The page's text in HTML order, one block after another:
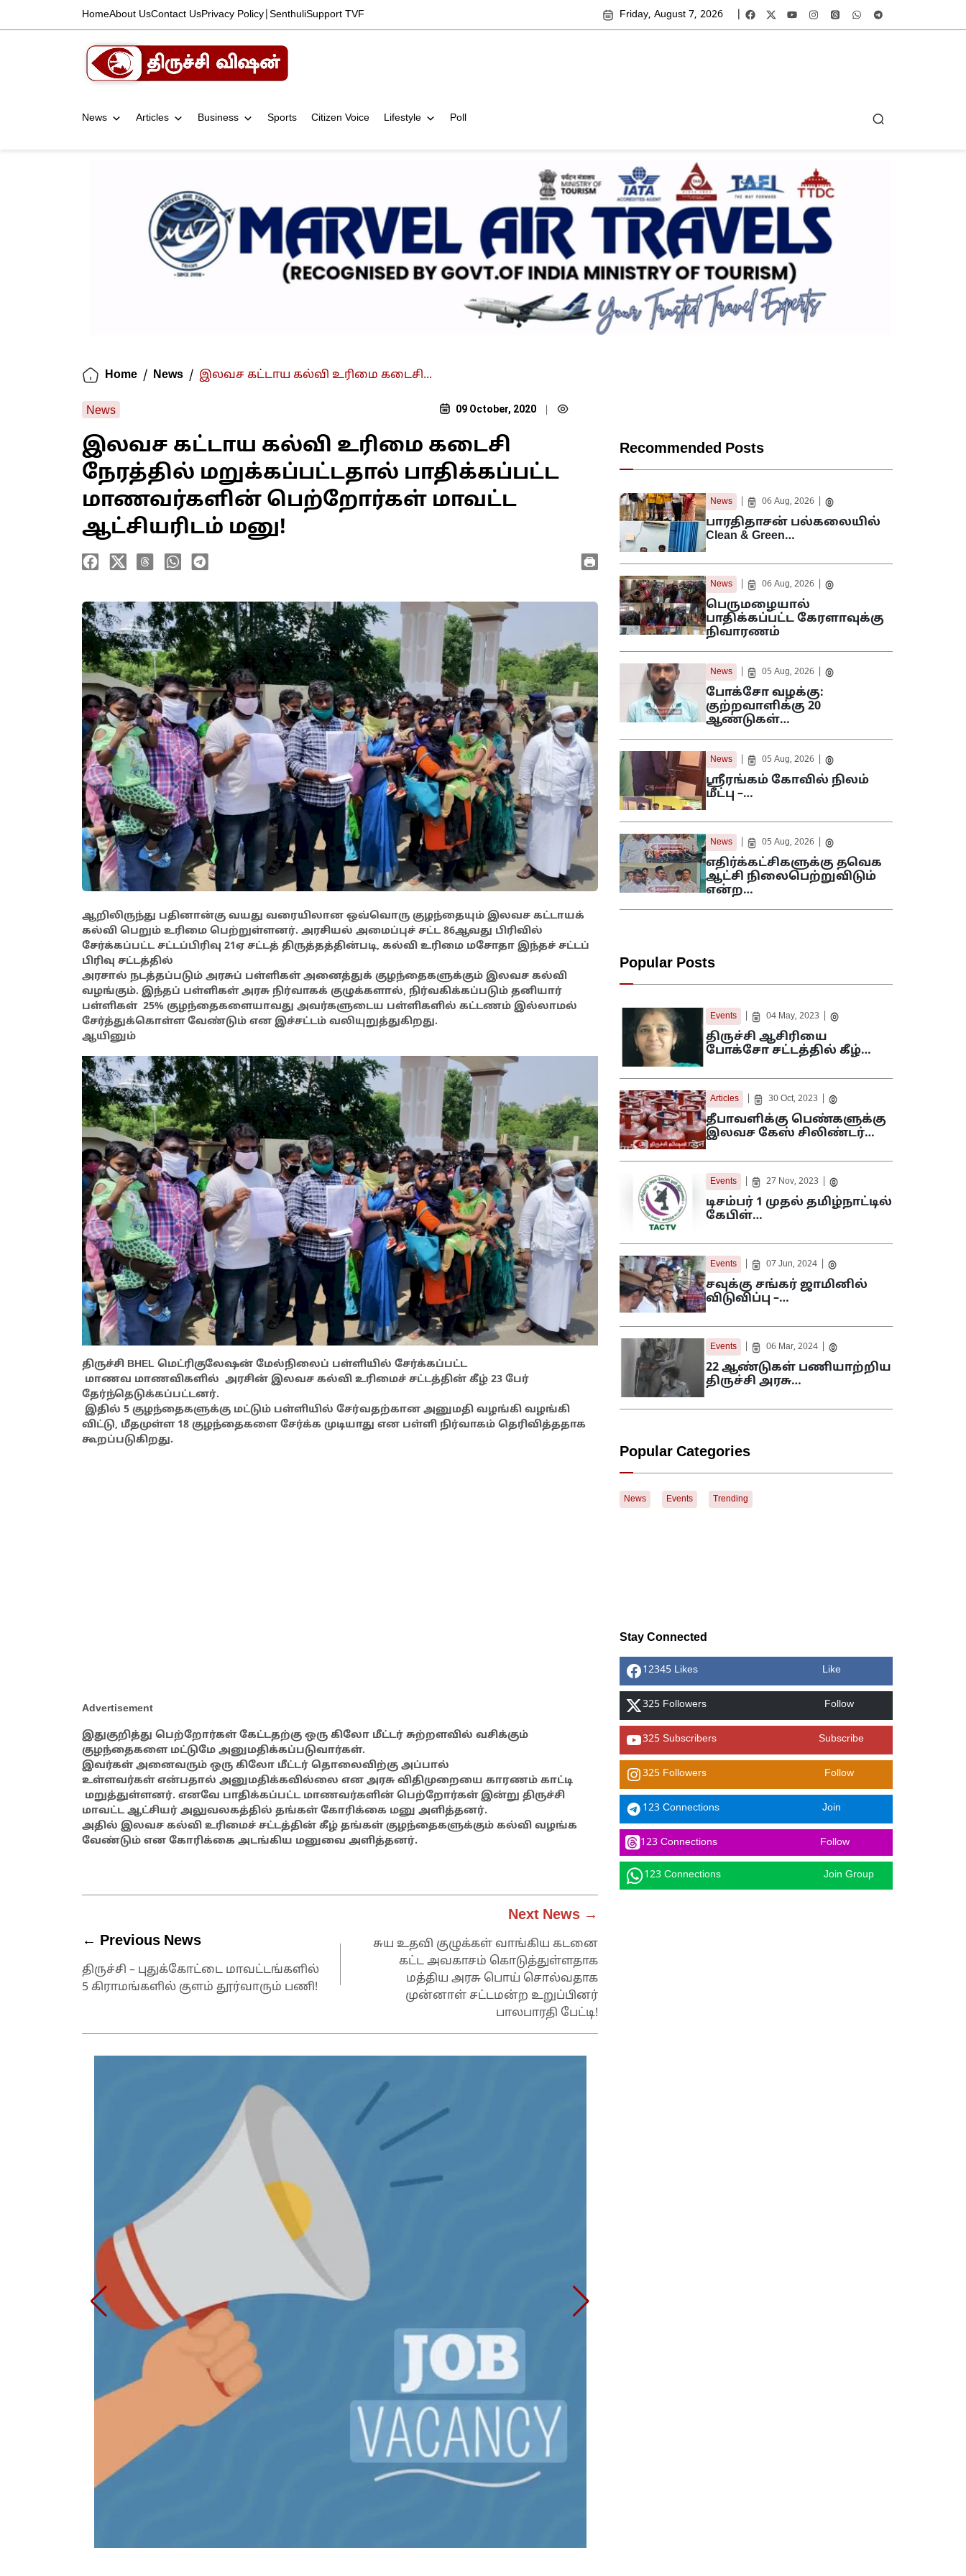
HomeAbout UsContact UsPrivacy Policy SenthuliSupport TVF Friday, August 7, 2026
News Articles Business Sports Citizen Voice Lifestyle Poll
Home / News / இலவச கட்டாய கல்வி உரிமை கடைசி...
News 09 October, 2020
இலவச கட்டாய கல்வி உரிமை கடைசி
நேரத்தில் மறுக்கப்பட்டதால் பாதிக்கப்பட்ட
மாணவர்களின் பெற்றோர்கள் மாவட்ட
ஆட்சியரிடம் மனு!
ஆறிலிருந்து பதினான்கு வயது வரையிலான ஒவ்வொரு குழந்தையும் இலவச கட்டாயக்
கல்வி பெறும் உரிமை பெற்றுள்ளனர். அரசியல் அமைப்புச் சட்ட 86ஆவது பிரிவில்
சேர்க்கப்பட்ட சட்டப்பிரிவு 21ஏ சட்டத் திருத்தத்தின்படி, கல்வி உரிமை மசோதா இந்தச் சட்டப்
பிரிவு சட்டத்தில்
அரசால் நடத்தப்படும் அரசுப் பள்ளிகள் அனைத்துக் குழந்தைகளுக்கும் இலவச கல்வி
வழங்கும். இந்தப் பள்ளிகள் அரசு நிர்வாகக் குழுக்களால், நிர்வகிக்கப்படும் தனியார்
பள்ளிகள் 25% குழந்தைகளையாவது அவர்களுடைய பள்ளிகளில் கட்டணம் இல்லாமல்
சேர்த்துக்கொள்ள வேண்டும் என இச்சட்டம் வலியுறுத்துகிறது.
ஆயினும்
திருச்சி BHEL மெட்ரிகுலேஷன் மேல்நிலைப் பள்ளியில் சேர்க்கப்பட்ட
மாணவ மாணவிகளில் அரசின் இலவச கல்வி உரிமைச் சட்டத்தின் கீழ் 23 பேர்
தேர்ந்தெடுக்கப்பட்டனர்.
இதில் 5 குழந்தைகளுக்கு மட்டும் பள்ளியில் சேர்வதற்கான அனுமதி வழங்கி வழங்கி
விட்டு, மீதமுள்ள 18 குழந்தைகளை சேர்க்க முடியாது என பள்ளி நிர்வாகம் தெரிவித்ததாக
கூறப்படுகிறது.
Advertisement
இதுகுறித்து பெற்றோர்கள் கேட்டதற்கு ஒரு கிலோ மீட்டர் சுற்றளவில் வசிக்கும்
குழந்தைகளை மட்டுமே அனுமதிக்கப்படுவார்கள்.
இவர்கள் அனைவரும் ஒரு கிலோ மீட்டர் தொலைவிற்கு அப்பால்
உள்ளவர்கள் என்பதால் அனுமதிக்கவில்லை என அரசு விதிமுறையை காரணம் காட்டி
மறுத்துள்ளனர். எனவே பாதிக்கப்பட்ட மாணவர்களின் பெற்றோர்கள் இன்று திருச்சி
மாவட்ட ஆட்சியர் அலுவலகத்தில் தங்கள் கோரிக்கை மனு அளித்தனர்.
அதில் இலவச கல்வி உரிமைச் சட்டத்தின் கீழ் தங்கள் குழந்தைகளுக்கும் கல்வி வழங்க
வேண்டும் என கோரிக்கை அடங்கிய மனுவை அளித்தனர்.
← Previous News
திருச்சி – புதுக்கோட்டை மாவட்டங்களில்
5 கிராமங்களில் குளம் தூர்வாரும் பணி!
Next News →
சுய உதவி குழுக்கள் வாங்கிய கடனை
கட்ட அவகாசம் கொடுத்துள்ளதாக
மத்திய அரசு பொய் சொல்வதாக
முன்னாள் சட்டமன்ற உறுப்பினர்
பாலபாரதி பேட்டி!
Recommended Posts
News 06 Aug, 2026
பாரதிதாசன் பல்கலையில்
Clean & Green…
News 06 Aug, 2026
பெருமழையால்
பாதிக்கப்பட்ட கேரளாவுக்கு
நிவாரணம்
News 05 Aug, 2026
போக்சோ வழக்கு:
குற்றவாளிக்கு 20
ஆண்டுகள்…
News 05 Aug, 2026
ஸ்ரீரங்கம் கோவில் நிலம்
மீட்பு –…
News 05 Aug, 2026
எதிர்க்கட்சிகளுக்கு தவெக
ஆட்சி நிலைபெற்றுவிடும்
என்ற…
Popular Posts
Events 04 May, 2023
திருச்சி ஆசிரியை
போக்சோ சட்டத்தில் கீழ்…
Articles 30 Oct, 2023
தீபாவளிக்கு பெண்களுக்கு
இலவச கேஸ் சிலிண்டர்…
Events 27 Nov, 2023
டிசம்பர் 1 முதல் தமிழ்நாட்டில்
கேபிள்…
Events 07 Jun, 2024
சவுக்கு சங்கர் ஜாமினில்
விடுவிப்பு –…
Events 06 Mar, 2024
22 ஆண்டுகள் பணியாற்றிய
திருச்சி அரசு…
Popular Categories
News Events Trending
Stay Connected
12345 Likes Like
325 Followers Follow
325 Subscribers Subscribe
325 Followers Follow
123 Connections Join
123 Connections Follow
123 Connections Join Group